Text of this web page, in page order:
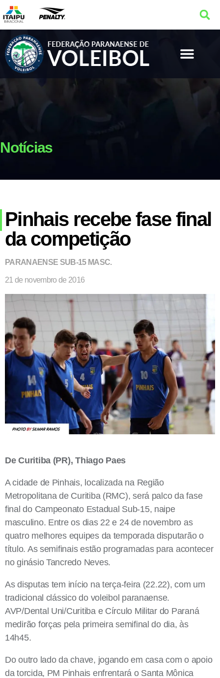
Notícias
Pinhais recebe fase final
da competição
PARANAENSE SUB-15 MASC.
21 de novembro de 2016
De Curitiba (PR), Thiago Paes
A cidade de Pinhais, localizada na Região
Metropolitana de Curitiba (RMC), será palco da fase
final do Campeonato Estadual Sub-15, naipe
masculino. Entre os dias 22 e 24 de novembro as
quatro melhores equipes da temporada disputarão o
título. As semifinais estão programadas para acontecer
no ginásio Tancredo Neves.
As disputas tem início na terça-feira (22.22), com um
tradicional clássico do voleibol paranaense.
AVP/Dental Uni/Curitiba e Círculo Militar do Paraná
medirão forças pela primeira semifinal do dia, às
14h45.
Do outro lado da chave, jogando em casa com o apoio
da torcida, PM Pinhais enfrentará o Santa Mônica